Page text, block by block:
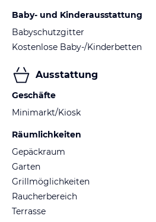
Baby- und Kinderausstattung
Babyschutzgitter
Kostenlose Baby-/Kinderbetten
Ausstattung
Geschäfte
Minimarkt/Kiosk
Räumlichkeiten
Gepäckraum
Garten
Grillmöglichkeiten
Raucherbereich
Terrasse